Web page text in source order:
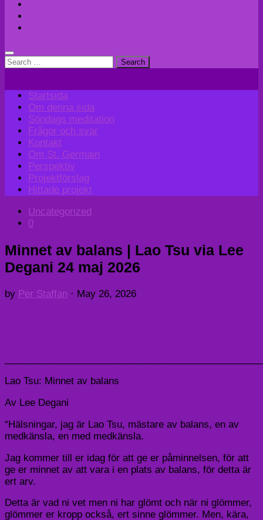
Search
Startsida
Om denna sida
Söndags meditation
Frågor och svar
Kontakt
Om St. Germain
Perspektiv
Projektförslag
Hittade projekt
Uncategorized
0
Minnet av balans | Lao Tsu via Lee
Degani 24 maj 2026
by Per Staffan · May 26, 2026
Lao Tsu: Minnet av balans
Av Lee Degani
“Hälsningar, jag är Lao Tsu, mästare av balans, en av
medkänsla, en med medkänsla.
Jag kommer till er idag för att ge er påminnelsen, för att
ge er minnet av att vara i en plats av balans, för detta är
ert arv.
Detta är vad ni vet men ni har glömt och när ni glömmer,
glömmer er kropp också, ert sinne glömmer. Men, kära,